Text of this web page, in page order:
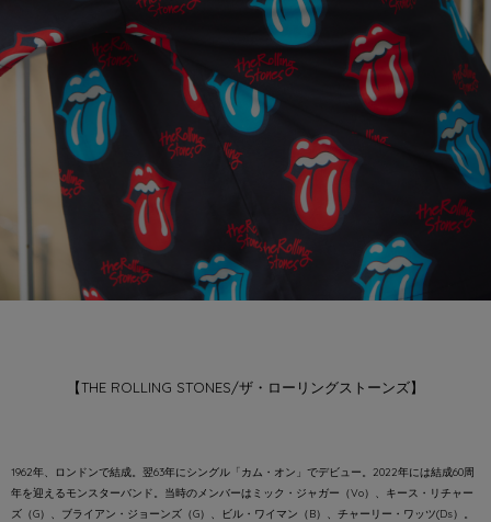
【THE ROLLING STONES/ザ・ローリングストーンズ】
1962年、ロンドンで結成。翌63年にシングル「カム・オン」でデビュー。2022年には結成60周
年を迎えるモンスターバンド。当時のメンバーはミック・ジャガー（Vo）、キース・リチャー
ズ（G）、ブライアン・ジョーンズ（G）、ビル・ワイマン（B）、チャーリー・ワッツ(Ds）。